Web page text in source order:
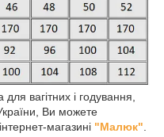
вагітних і годування,
Ви можете
магазині "Малюк".